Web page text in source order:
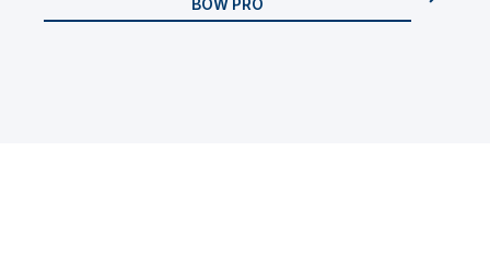
BOW PRO